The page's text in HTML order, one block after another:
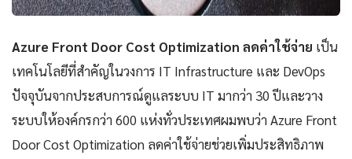
Azure Front Door Cost Optimization ลดค่าใช้จ่าย เป็น
เทคโนโลยีที่สำคัญในวงการ IT Infrastructure และ DevOps
ปัจจุบันจากประสบการณ์ดูแลระบบ IT มากว่า 30 ปีและวาง
ระบบให้องค์กรกว่า 600 แห่งทั่วประเทศผมพบว่า Azure Front
Door Cost Optimization ลดค่าใช้จ่ายช่วยเพิ่มประสิทธิภาพ